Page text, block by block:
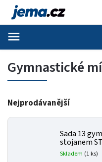
Gymnastické
Nejprodávanější
Sada 13
stojanem
Skladem (1 ks)